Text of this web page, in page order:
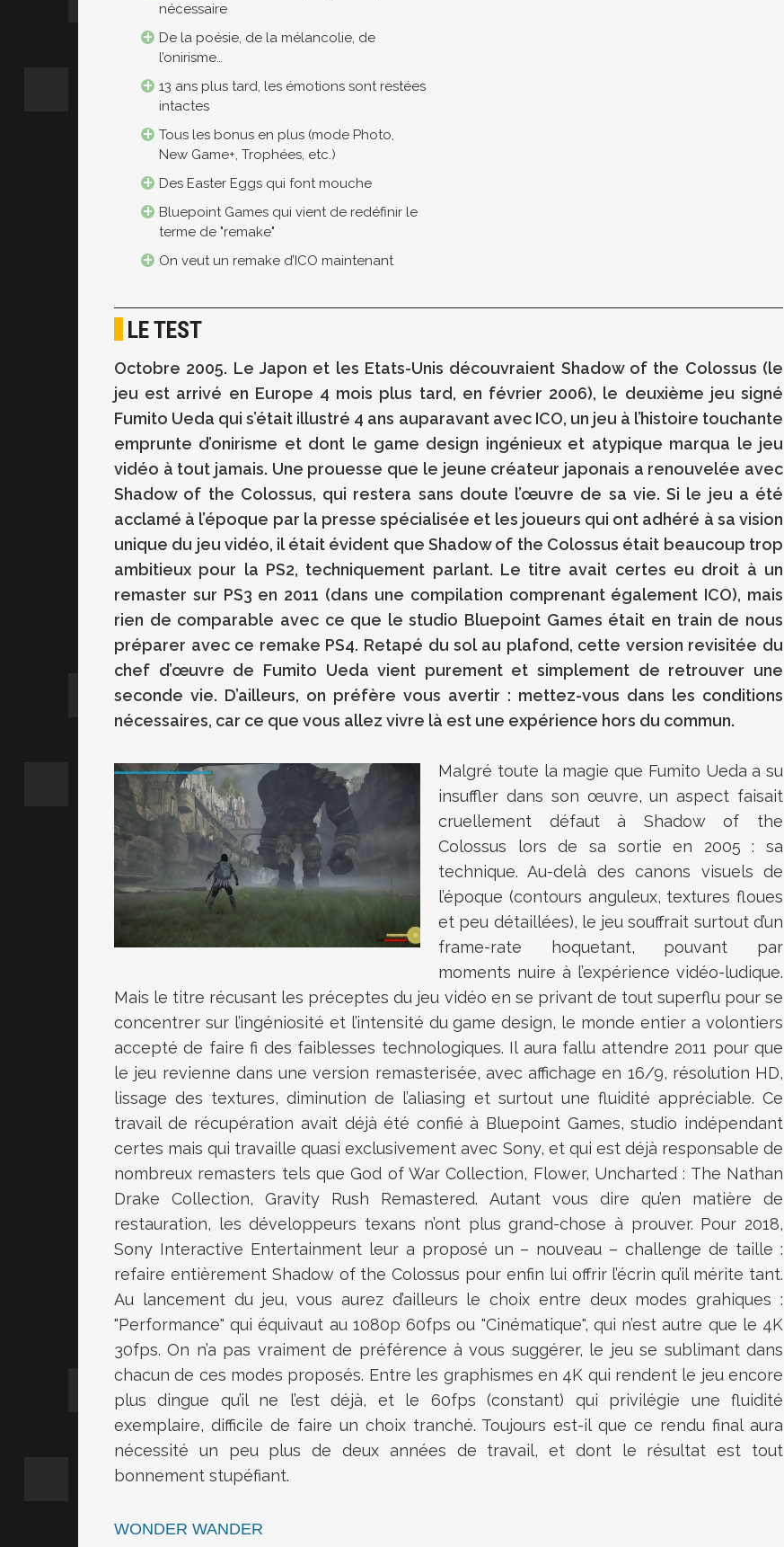
nécessaire
De la poésie, de la mélancolie, de
l’onirisme…
13 ans plus tard, les émotions sont restées
intactes
Tous les bonus en plus (mode Photo,
New Game+, Trophées, etc.)
Des Easter Eggs qui font mouche
Bluepoint Games qui vient de redéfinir le
terme de "remake"
On veut un remake d’ICO maintenant
LE TEST
Octobre 2005. Le Japon et les Etats-Unis découvraient Shadow of the Colossus (le
jeu est arrivé en Europe 4 mois plus tard, en février 2006), le deuxième jeu signé
Fumito Ueda qui s’était illustré 4 ans auparavant avec ICO, un jeu à l’histoire touchante
emprunte d’onirisme et dont le game design ingénieux et atypique marqua le jeu
vidéo à tout jamais. Une prouesse que le jeune créateur japonais a renouvelée avec
Shadow of the Colossus, qui restera sans doute l’œuvre de sa vie. Si le jeu a été
acclamé à l’époque par la presse spécialisée et les joueurs qui ont adhéré à sa vision
unique du jeu vidéo, il était évident que Shadow of the Colossus était beaucoup trop
ambitieux pour la PS2, techniquement parlant. Le titre avait certes eu droit à un
remaster sur PS3 en 2011 (dans une compilation comprenant également ICO), mais
rien de comparable avec ce que le studio Bluepoint Games était en train de nous
préparer avec ce remake PS4. Retapé du sol au plafond, cette version revisitée du
chef d’œuvre de Fumito Ueda vient purement et simplement de retrouver une
seconde vie. D’ailleurs, on préfère vous avertir : mettez-vous dans les conditions
nécessaires, car ce que vous allez vivre là est une expérience hors du commun.
Malgré toute la magie que Fumito Ueda a su
insuffler dans son œuvre, un aspect faisait
cruellement défaut à Shadow of the
Colossus lors de sa sortie en 2005 : sa
technique. Au-delà des canons visuels de
l’époque (contours anguleux, textures floues
et peu détaillées), le jeu souffrait surtout d’un
frame-rate hoquetant, pouvant par
moments nuire à l’expérience vidéo-ludique.
Mais le titre récusant les préceptes du jeu vidéo en se privant de tout superflu pour se
concentrer sur l’ingéniosité et l’intensité du game design, le monde entier a volontiers
accepté de faire fi des faiblesses technologiques. Il aura fallu attendre 2011 pour que
le jeu revienne dans une version remasterisée, avec affichage en 16/9, résolution HD,
lissage des textures, diminution de l’aliasing et surtout une fluidité appréciable. Ce
travail de récupération avait déjà été confié à Bluepoint Games, studio indépendant
certes mais qui travaille quasi exclusivement avec Sony, et qui est déjà responsable de
nombreux remasters tels que God of War Collection, Flower, Uncharted : The Nathan
Drake Collection, Gravity Rush Remastered. Autant vous dire qu’en matière de
restauration, les développeurs texans n’ont plus grand-chose à prouver. Pour 2018,
Sony Interactive Entertainment leur a proposé un – nouveau – challenge de taille :
refaire entièrement Shadow of the Colossus pour enfin lui offrir l’écrin qu’il mérite tant.
Au lancement du jeu, vous aurez d’ailleurs le choix entre deux modes grahiques :
"Performance" qui équivaut au 1080p 60fps ou "Cinématique", qui n’est autre que le 4K
30fps. On n’a pas vraiment de préférence à vous suggérer, le jeu se sublimant dans
chacun de ces modes proposés. Entre les graphismes en 4K qui rendent le jeu encore
plus dingue qu’il ne l’est déjà, et le 60fps (constant) qui privilégie une fluidité
exemplaire, difficile de faire un choix tranché. Toujours est-il que ce rendu final aura
nécessité un peu plus de deux années de travail, et dont le résultat est tout
bonnement stupéfiant.
WONDER WANDER